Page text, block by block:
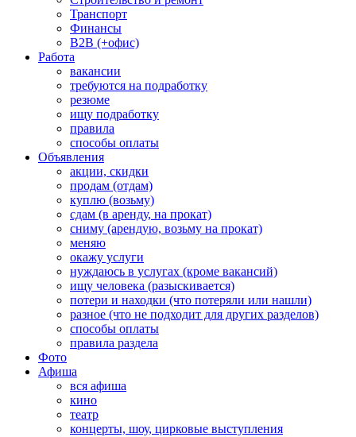
Транспорт
Финансы
B2B (+офис)
Работа
вакансии
требуются на подработку
резюме
ищу подработку
правила
способы оплаты
Объявления
акции, скидки
продам (отдам)
куплю (возьму)
сдам (в аренду, на прокат)
сниму (арендую, возьму на прокат)
меняю
окажу услуги
нуждаюсь в услугах (кроме вакансий)
ищу человека (разыскивается)
потери и находки (что потеряли или нашли)
разное (что не подходит для других разделов)
способы оплаты
правила раздела
Фото
Афиша
вся афиша
кино
театр
концерты, шоу, цирковые выступления